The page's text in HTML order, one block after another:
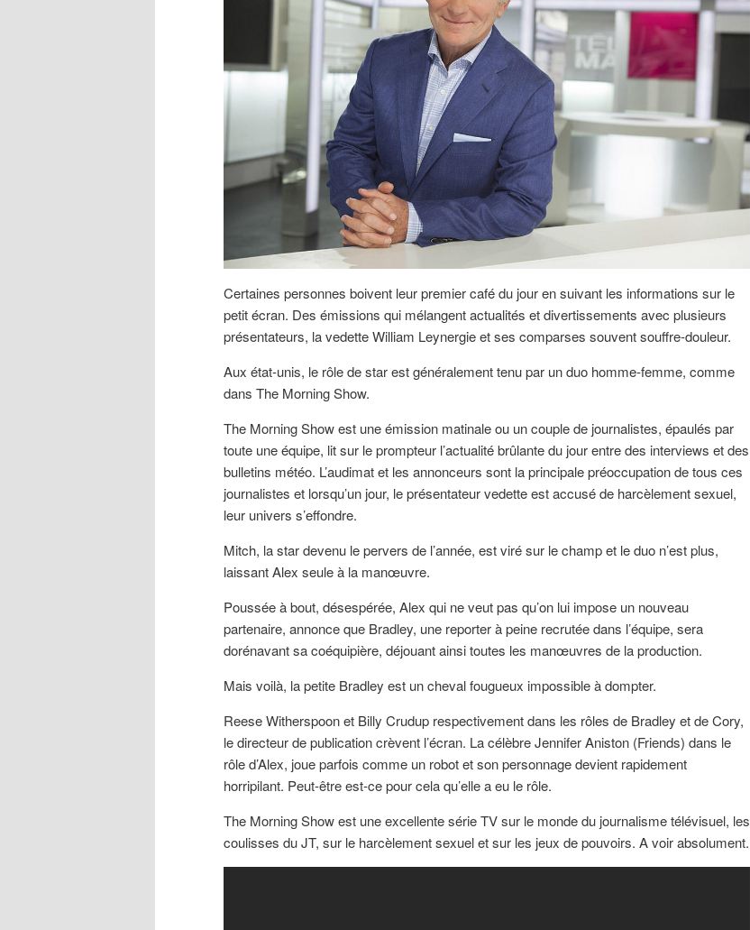
Certaines personnes boivent leur premier café du jour en suivant les informations sur le
petit écran. Des émissions qui mélangent actualités et divertissements avec plusieurs
présentateurs, la vedette William Leynergie et ses comparses souvent souffre-douleur.
Aux état-unis, le rôle de star est généralement tenu par un duo homme-femme, comme
dans The Morning Show.
The Morning Show est une émission matinale ou un couple de journalistes, épaulés par
toute une équipe, lit sur le prompteur l’actualité brûlante du jour entre des interviews et des
bulletins météo. L’audimat et les annonceurs sont la principale préoccupation de tous ces
journalistes et lorsqu’un jour, le présentateur vedette est accusé de harcèlement sexuel,
leur univers s’effondre.
Mitch, la star devenu le pervers de l’année, est viré sur le champ et le duo n’est plus,
laissant Alex seule à la manœuvre.
Poussée à bout, désespérée, Alex qui ne veut pas qu’on lui impose un nouveau
partenaire, annonce que Bradley, une reporter à peine recrutée dans l’équipe, sera
dorénavant sa coéquipière, déjouant ainsi toutes les manœuvres de la production.
Mais voilà, la petite Bradley est un cheval fougueux impossible à dompter.
Reese Witherspoon et Billy Crudup respectivement dans les rôles de Bradley et de Cory,
le directeur de publication crèvent l’écran. La célèbre Jennifer Aniston (Friends) dans le
rôle d’Alex, joue parfois comme un robot et son personnage devient rapidement
horripilant. Peut-être est-ce pour cela qu’elle a eu le rôle.
The Morning Show est une excellente série TV sur le monde du journalisme télévisuel, les
coulisses du JT, sur le harcèlement sexuel et sur les jeux de pouvoirs. A voir absolument.